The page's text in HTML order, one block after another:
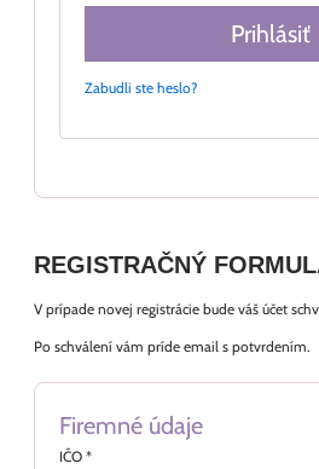
Prihlásiť
Zabudli ste heslo?
REGISTRAČNÝ
V prípade novej registrácie bude váš účet
Po schválení vám príde email s potvrdením.
Firemné údaje
IČO *